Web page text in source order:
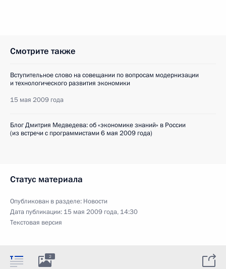
Смотрите также
Вступительное слово на совещании по вопросам модернизации
и технологического развития экономики
15 мая 2009 года
Блог Дмитрия Медведева: об «экономике знаний» в России
(из встречи с программистами 6 мая 2009 года)
Статус материала
Опубликован в разделе: Новости
Дата публикации: 15 мая 2009 года, 14:30
Текстовая версия
2